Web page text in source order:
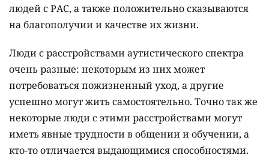
людей с РАС, а также положительно сказываются
на благополучии и качестве их жизни.
Люди с расстройствами аутистического спектра
очень разные: некоторым из них может
потребоваться пожизненный уход, а другие
успешно могут жить самостоятельно. Точно так же
некоторые люди с этими расстройствами могут
иметь явные трудности в общении и обучении, а
кто-то отличается выдающимися способностями.